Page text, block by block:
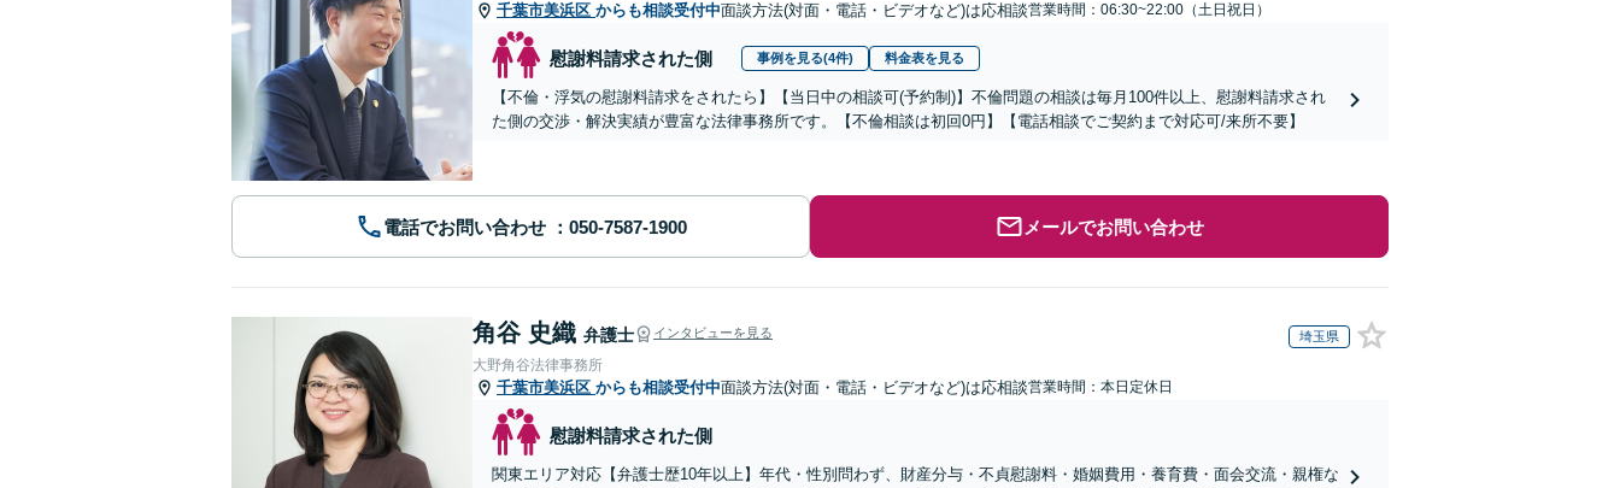
千葉市美浜区 からも相談受付中面談方法(対面・電話・ビデオなど)は応相談営業時間：06:30~22:00（土日祝日）
慰謝料請求された側 事例を見る(4件) 料金表を見る
【不倫・浮気の慰謝料請求をされたら】【当日中の相談可(予約制)】不倫問題の相談は毎月100件以上、慰謝料請求され
た側の交渉・解決実績が豊富な法律事務所です。【不倫相談は初回0円】【電話相談でご契約まで対応可/来所不要】
電話でお問い合わせ メールでお問い合わせ
角谷 史織 弁護士 インタビューを見る 埼玉県
大野角谷法律事務所
千葉市美浜区 からも相談受付中面談方法(対面・電話・ビデオなど)は応相談営業時間：本日定休日
慰謝料請求された側
関東エリア対応【弁護士歴10年以上】年代・性別問わず、財産分与・不貞慰謝料・婚姻費用・養育費・面会交流・親権な